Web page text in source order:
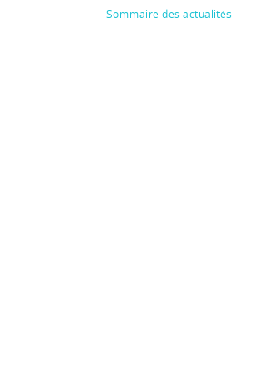
Sommaire des actualités